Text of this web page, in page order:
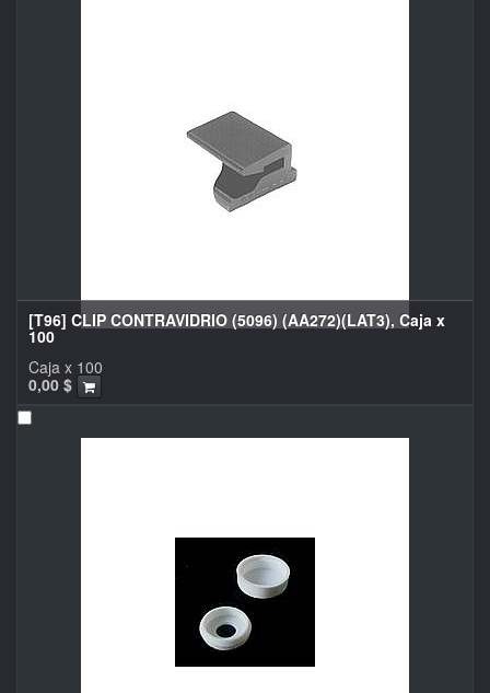
[T96] CLIP CONTRAVIDRIO (5096) (AA272)(LAT3), Caja x
100
0,00 $
Caja x 100